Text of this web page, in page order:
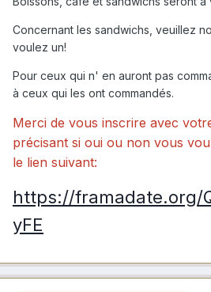
Concernant les sandwichs, veuillez
voulez un!
Pour ceux qui n' en auront pas
à ceux qui les ont commandés.
Merci de vous inscrire avec
précisant si oui ou non vous
le lien suivant:
https://framadate.org/
yFE